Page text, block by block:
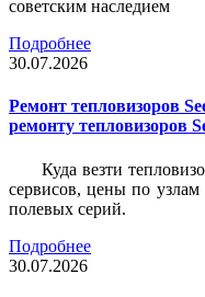
советским наследием
Подробнее
30.07.2026
Ремонт тепловизоров
ремонту тепловизоров
Куда везти
сервисов, цены по
полевых серий.
Подробнее
30.07.2026